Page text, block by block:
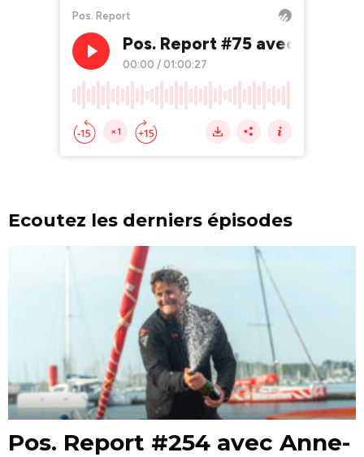
Ecoutez les derniers épisodes
Pos. Report #254 avec Anne-